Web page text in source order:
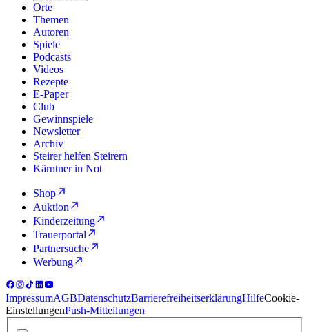
Orte
Themen
Autoren
Spiele
Podcasts
Videos
Rezepte
E-Paper
Club
Gewinnspiele
Newsletter
Archiv
Steirer helfen Steirern
Kärntner in Not
Shop
Auktion
Kinderzeitung
Trauerportal
Partnersuche
Werbung
ImpressumAGBDatenschutzBarrierefreiheitserklärungHilfeCookie-
EinstellungenPush-Mitteilungen